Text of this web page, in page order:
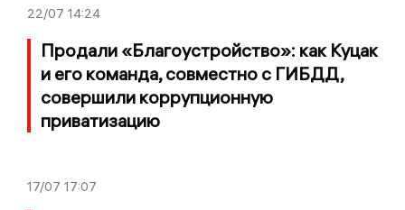
22/07 14:24
Продали «Благоустройство»: как Куцак
и его команда, совместно с ГИБДД,
совершили коррупционную
приватизацию
17/07 17:07